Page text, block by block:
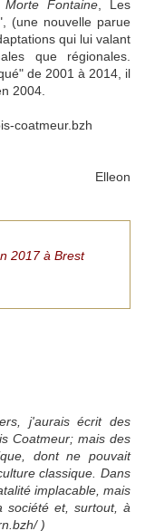
Morte Fontaine , Les
(une nouvelle parue
qui lui valant
que régionales.
de 2001 à 2014, il
2004.
coatmeur.bzh
Elleon
2017 à Brest
j'aurais écrit des
Coatmeur; mais des
dont ne pouvait
classique. Dans
implacable, mais
société et, surtout, à
)